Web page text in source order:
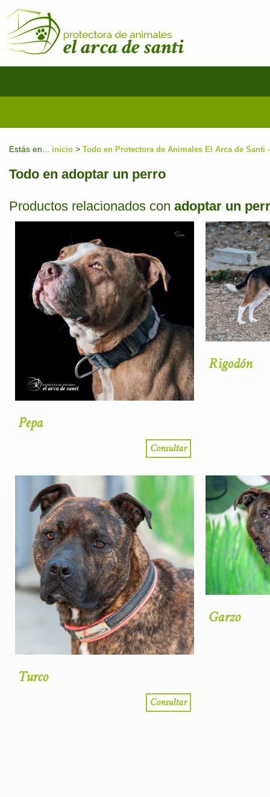
Estás en... inicio > Todo en Protectora de Animales El Arca de Santi
Todo en adoptar un perro
Productos relacionados con adoptar un
Pepa
Consultar
Rigodón
Turco
Consultar
Garzo